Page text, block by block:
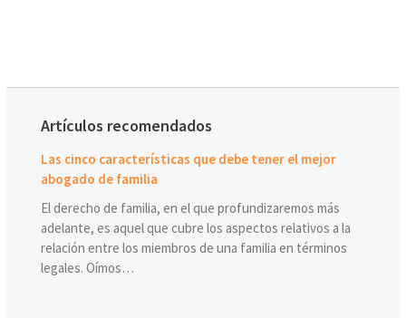
Artículos recomendados
Las cinco características que debe tener el mejor
abogado de familia
El derecho de familia, en el que profundizaremos más
adelante, es aquel que cubre los aspectos relativos a la
relación entre los miembros de una familia en términos
legales. Oímos…